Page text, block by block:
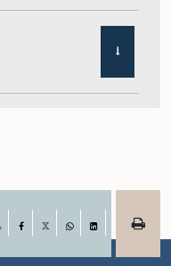
Facebook
LinkedIn